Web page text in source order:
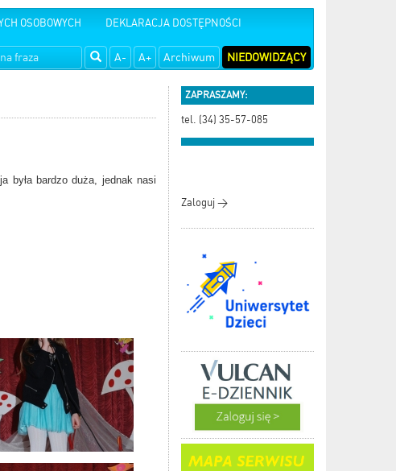
OSOBOWYCH DEKLARACJA DOSTĘPNOŚCI
A- A+ Archiwum NIEDOWIDZĄCY
była bardzo duża, jednak nasi
ZAPRASZAMY:
tel. (34) 35-57-085
Zaloguj >